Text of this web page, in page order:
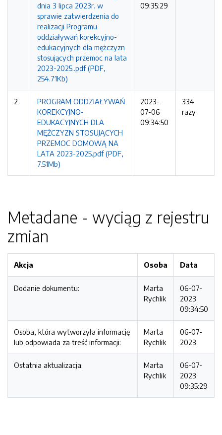
dnia 3 lipca 2023r. w
sprawie zatwierdzenia do
realizacji Programu
oddziaływań korekcyjno-
edukacyjnych dla mężczyzn
stosujących przemoc na lata
2023-2025..pdf (PDF,
254.71Kb)
09:35:29
2
PROGRAM ODDZIAŁYWAŃ
KOREKCYJNO-
EDUKACYJNYCH DLA
MĘŻCZYZN STOSUJĄCYCH
PRZEMOC DOMOWĄ NA
LATA 2023-2025.pdf (PDF,
7.51Mb)
2023-
07-06
09:34:50
334
razy
Metadane - wyciąg z rejestru
zmian
Akcja Osoba Data
Dodanie dokumentu:
Marta
Rychlik
06-07-
2023
09:34:50
Osoba, która wytworzyła informację
lub odpowiada za treść informacji:
Marta
Rychlik
06-07-
2023
Ostatnia aktualizacja:
Marta
Rychlik
06-07-
2023
09:35:29